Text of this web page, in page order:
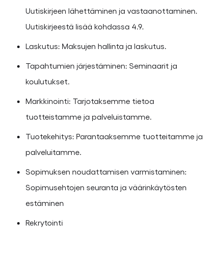
Uutiskirjeen lähettäminen ja vastaanottaminen.
Uutiskirjeestä lisää kohdassa 4.9.
Laskutus: Maksujen hallinta ja laskutus.
Tapahtumien järjestäminen: Seminaarit ja
koulutukset.
Markkinointi: Tarjotaksemme tietoa
tuotteistamme ja palveluistamme.
Tuotekehitys: Parantaaksemme tuotteitamme ja
palveluitamme.
Sopimuksen noudattamisen varmistaminen:
Sopimusehtojen seuranta ja väärinkäytösten
estäminen
Rekrytointi